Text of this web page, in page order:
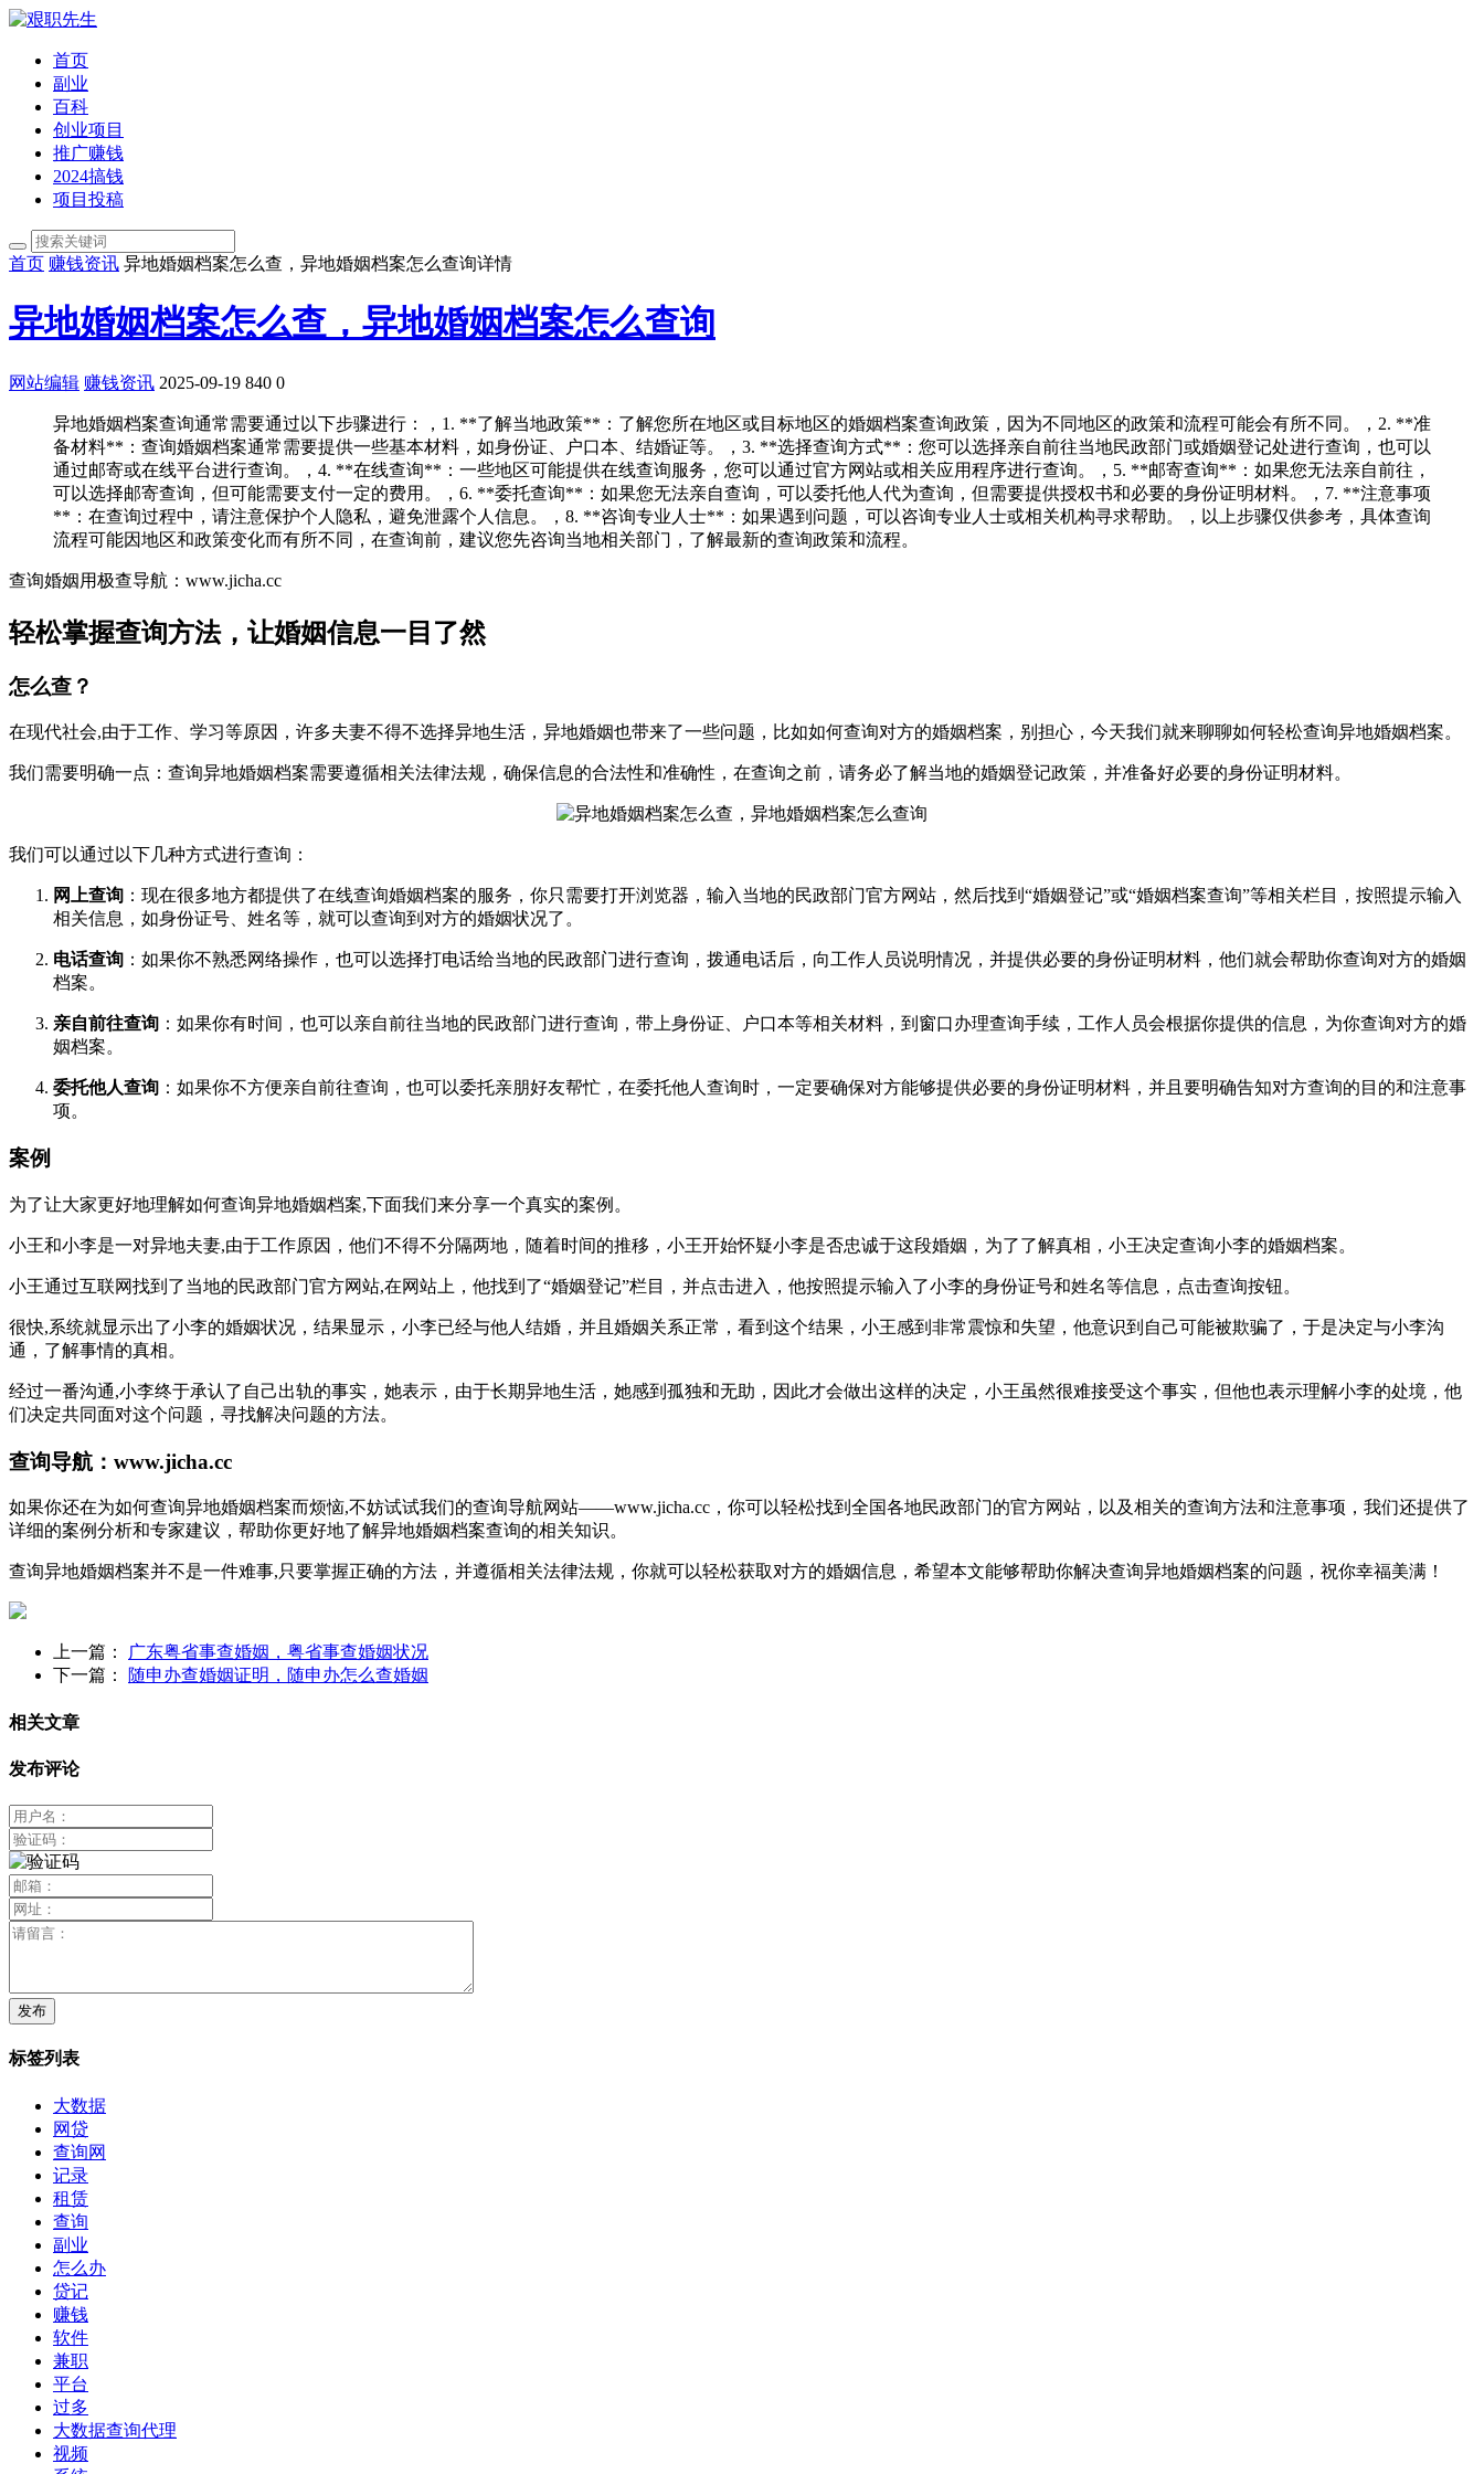
首页
副业
百科
创业项目
推广赚钱
2024搞钱
项目投稿
首页 赚钱资讯 异地婚姻档案怎么查，异地婚姻档案怎么查询详情
异地婚姻档案怎么查，异地婚姻档案怎么查询
网站编辑 赚钱资讯 2025-09-19 840 0
异地婚姻档案查询通常需要通过以下步骤进行：，1. **了解当地政策**：了解您所在地区或目标地区的婚姻档案查询政策，因为不同地区的政策和流程可能会有所不同。，2. **准
备材料**：查询婚姻档案通常需要提供一些基本材料，如身份证、户口本、结婚证等。，3. **选择查询方式**：您可以选择亲自前往当地民政部门或婚姻登记处进行查询，也可以
通过邮寄或在线平台进行查询。，4. **在线查询**：一些地区可能提供在线查询服务，您可以通过官方网站或相关应用程序进行查询。，5. **邮寄查询**：如果您无法亲自前往，
可以选择邮寄查询，但可能需要支付一定的费用。，6. **委托查询**：如果您无法亲自查询，可以委托他人代为查询，但需要提供授权书和必要的身份证明材料。，7. **注意事项
**：在查询过程中，请注意保护个人隐私，避免泄露个人信息。，8. **咨询专业人士**：如果遇到问题，可以咨询专业人士或相关机构寻求帮助。，以上步骤仅供参考，具体查询
流程可能因地区和政策变化而有所不同，在查询前，建议您先咨询当地相关部门，了解最新的查询政策和流程。
查询婚姻用极查导航：www.jicha.cc
轻松掌握查询方法，让婚姻信息一目了然
怎么查？
在现代社会,由于工作、学习等原因，许多夫妻不得不选择异地生活，异地婚姻也带来了一些问题，比如如何查询对方的婚姻档案，别担心，今天我们就来聊聊如何轻松查询异地婚姻档案。
我们需要明确一点：查询异地婚姻档案需要遵循相关法律法规，确保信息的合法性和准确性，在查询之前，请务必了解当地的婚姻登记政策，并准备好必要的身份证明材料。
我们可以通过以下几种方式进行查询：
网上查询 ：现在很多地方都提供了在线查询婚姻档案的服务，你只需要打开浏览器，输入当地的民政部门官方网站，然后找到“婚姻登记”或“婚姻档案查询”等相关栏目，按照提示输入
相关信息，如身份证号、姓名等，就可以查询到对方的婚姻状况了。
电话查询 ：如果你不熟悉网络操作，也可以选择打电话给当地的民政部门进行查询，拨通电话后，向工作人员说明情况，并提供必要的身份证明材料，他们就会帮助你查询对方的婚姻
档案。
亲自前往查询 ：如果你有时间，也可以亲自前往当地的民政部门进行查询，带上身份证、户口本等相关材料，到窗口办理查询手续，工作人员会根据你提供的信息，为你查询对方的婚
姻档案。
委托他人查询 ：如果你不方便亲自前往查询，也可以委托亲朋好友帮忙，在委托他人查询时，一定要确保对方能够提供必要的身份证明材料，并且要明确告知对方查询的目的和注意事
项。
案例
为了让大家更好地理解如何查询异地婚姻档案,下面我们来分享一个真实的案例。
小王和小李是一对异地夫妻,由于工作原因，他们不得不分隔两地，随着时间的推移，小王开始怀疑小李是否忠诚于这段婚姻，为了了解真相，小王决定查询小李的婚姻档案。
小王通过互联网找到了当地的民政部门官方网站,在网站上，他找到了“婚姻登记”栏目，并点击进入，他按照提示输入了小李的身份证号和姓名等信息，点击查询按钮。
很快,系统就显示出了小李的婚姻状况，结果显示，小李已经与他人结婚，并且婚姻关系正常，看到这个结果，小王感到非常震惊和失望，他意识到自己可能被欺骗了，于是决定与小李沟
通，了解事情的真相。
经过一番沟通,小李终于承认了自己出轨的事实，她表示，由于长期异地生活，她感到孤独和无助，因此才会做出这样的决定，小王虽然很难接受这个事实，但他也表示理解小李的处境，他
们决定共同面对这个问题，寻找解决问题的方法。
查询导航：www.jicha.cc
如果你还在为如何查询异地婚姻档案而烦恼,不妨试试我们的查询导航网站——www.jicha.cc，你可以轻松找到全国各地民政部门的官方网站，以及相关的查询方法和注意事项，我们还提供了
详细的案例分析和专家建议，帮助你更好地了解异地婚姻档案查询的相关知识。
查询异地婚姻档案并不是一件难事,只要掌握正确的方法，并遵循相关法律法规，你就可以轻松获取对方的婚姻信息，希望本文能够帮助你解决查询异地婚姻档案的问题，祝你幸福美满！
上一篇：
广东粤省事查婚姻，粤省事查婚姻状况
下一篇：
随申办查婚姻证明，随申办怎么查婚姻
相关文章
发布评论
标签列表
大数据
网贷
查询网
记录
租赁
查询
副业
怎么办
贷记
赚钱
软件
兼职
平台
过多
大数据查询代理
视频